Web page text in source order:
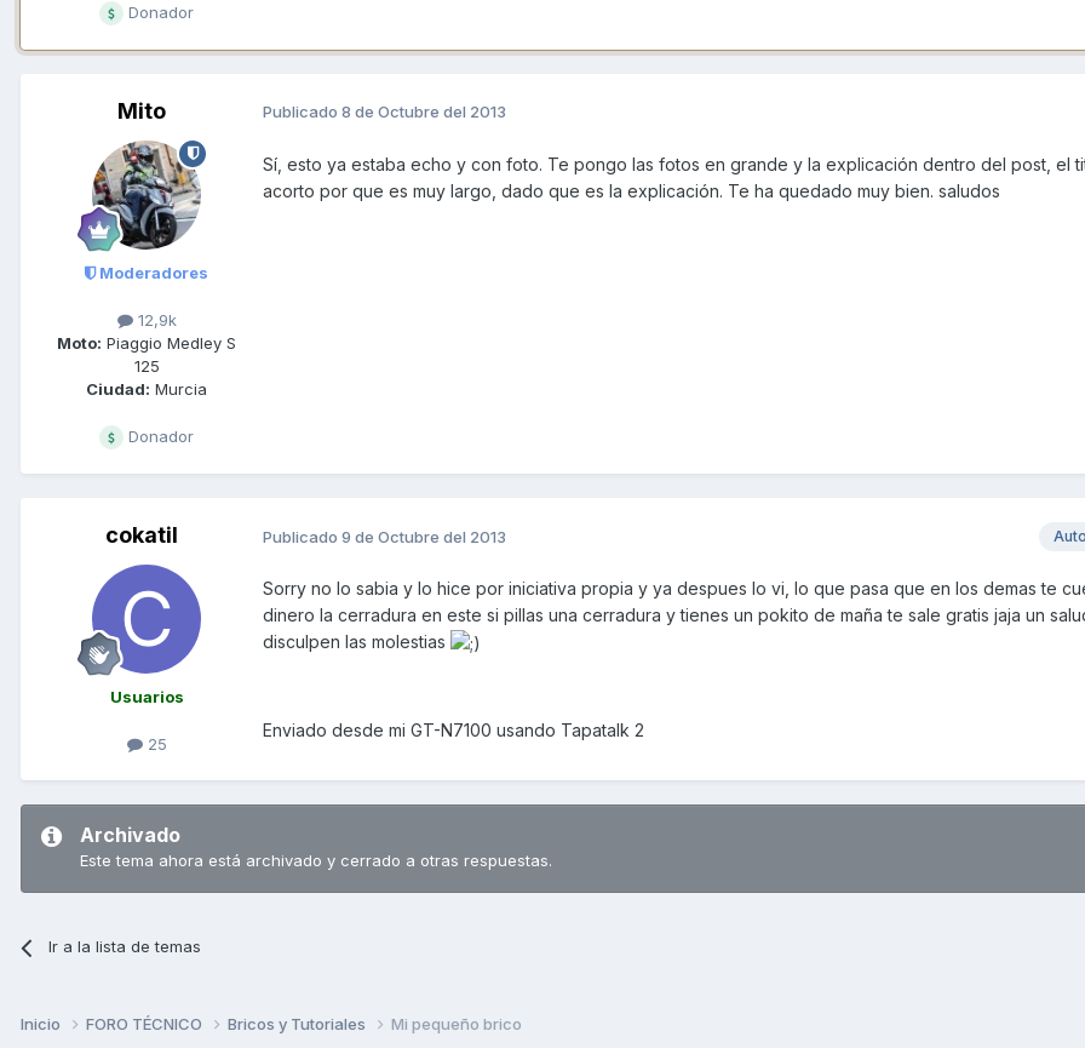
Donador
Mito
Moderadores
12,9k
Moto: Piaggio Medley S
125
Ciudad: Murcia
Donador
Publicado 8 de Octubre del 2013
Sí, esto ya estaba echo y con foto. Te pongo las fotos en grande y la explicación dentro del post, el
acorto por que es muy largo, dado que es la explicación. Te ha quedado muy bien. saludos
cokatil
Usuarios
25
Publicado 9 de Octubre del 2013
Sorry no lo sabia y lo hice por iniciativa propia y ya despues lo vi, lo que pasa que en los demas te
dinero la cerradura en este si pillas una cerradura y tienes un pokito de maña te sale gratis jaja un
disculpen las molestias
Enviado desde mi GT-N7100 usando Tapatalk 2
Archivado
Este tema ahora está archivado y cerrado a otras respuestas.
Ir a la lista de temas
Inicio FORO TÉCNICO Bricos y Tutoriales Mi pequeño brico